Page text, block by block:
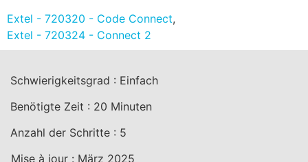
Extel - 720320 - Code Connect,
Extel - 720324 - Connect 2
Schwierigkeitsgrad : Einfach
Benötigte Zeit : 20 Minuten
Anzahl der Schritte : 5
Mise à jour : März 2025